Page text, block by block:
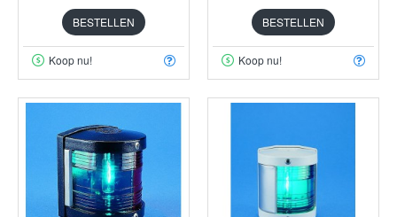
BESTELLEN
Koop nu!
BESTELLEN
Koop nu!